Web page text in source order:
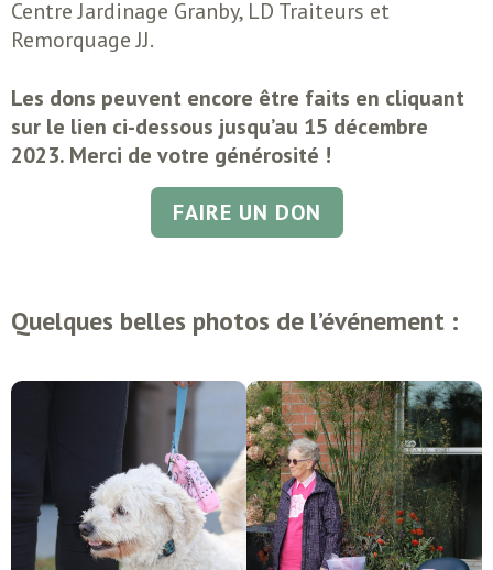
Centre Jardinage Granby, LD Traiteurs et
Remorquage JJ.
Les dons peuvent encore être faits en cliquant
sur le lien ci-dessous jusqu’au 15 décembre
2023. Merci de votre générosité !
FAIRE UN DON
Quelques belles photos de l’événement :